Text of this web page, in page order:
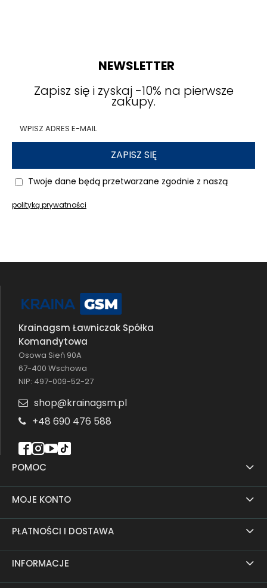
NEWSLETTER
Zapisz się i zyskaj -10% na pierwsze
zakupy.
ZAPISZ SIĘ
Twoje dane będą przetwarzane zgodnie z naszą
polityką prywatności
POMOC
MOJE KONTO
PŁATNOŚCI I DOSTAWA
INFORMACJE
Krainagsm Ławniczak Spółka
Komandytowa
Osowa Sień 90A
67-400 Wschowa
NIP: 497-009-52-27
shop@krainagsm.pl
+48 690 476 588